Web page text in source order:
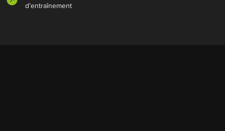
d’entraînement